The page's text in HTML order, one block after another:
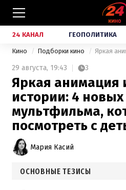
24 КАНАЛ ГЕОПОЛИТИКА
Кино Подборки кино
29 августа, 19:43 3
Яркая анимация
истории: 4 новых
мультфильма,
посмотреть с
Мария Касий
ОСНОВНЫЕ ТЕЗИСЫ